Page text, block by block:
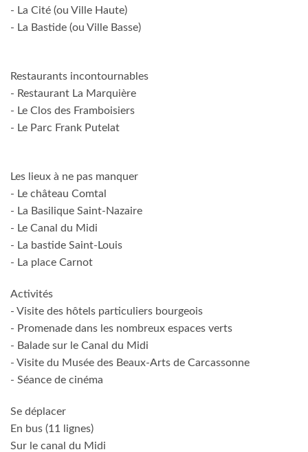
- La Cité (ou Ville Haute)
- La Bastide (ou Ville Basse)
Restaurants incontournables
- Restaurant La Marquière
- Le Clos des Framboisiers
- Le Parc Frank Putelat
Les lieux à ne pas manquer
- Le château Comtal
- La Basilique Saint-Nazaire
- Le Canal du Midi
- La bastide Saint-Louis
- La place Carnot
Activités
- Visite des hôtels particuliers bourgeois
- Promenade dans les nombreux espaces verts
- Balade sur le Canal du Midi
- Visite du Musée des Beaux-Arts de Carcassonne
- Séance de cinéma
Se déplacer
En bus (11 lignes)
Sur le canal du Midi